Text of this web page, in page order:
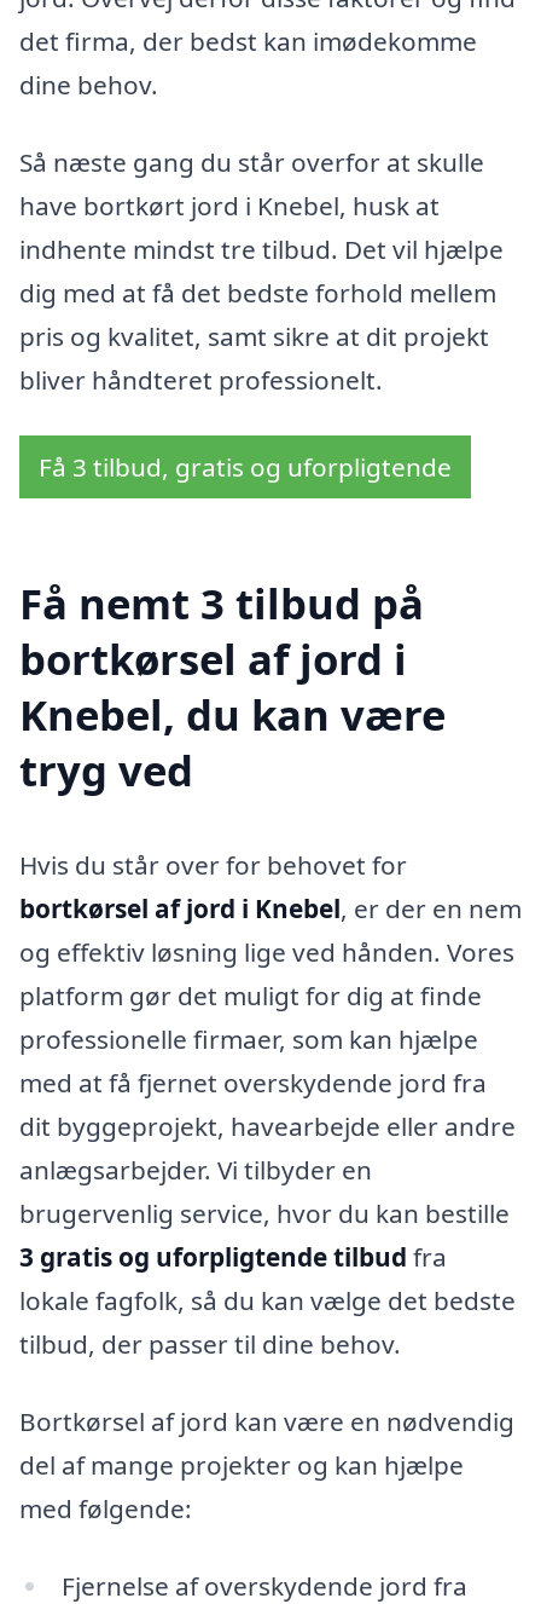
det firma, der bedst kan imødekomme
dine behov.
Så næste gang du står overfor at skulle
have bortkørt jord i Knebel, husk at
indhente mindst tre tilbud. Det vil hjælpe
dig med at få det bedste forhold mellem
pris og kvalitet, samt sikre at dit projekt
bliver håndteret professionelt.
Få 3 tilbud, gratis og uforpligtende
Få nemt 3 tilbud på
bortkørsel af jord i
Knebel, du kan være
tryg ved
Hvis du står over for behovet for
bortkørsel af jord i Knebel, er der en nem
og effektiv løsning lige ved hånden. Vores
platform gør det muligt for dig at finde
professionelle firmaer, som kan hjælpe
med at få fjernet overskydende jord fra
dit byggeprojekt, havearbejde eller andre
anlægsarbejder. Vi tilbyder en
brugervenlig service, hvor du kan bestille
3 gratis og uforpligtende tilbud fra
lokale fagfolk, så du kan vælge det bedste
tilbud, der passer til dine behov.
Bortkørsel af jord kan være en nødvendig
del af mange projekter og kan hjælpe
med følgende:
Fjernelse af overskydende jord fra